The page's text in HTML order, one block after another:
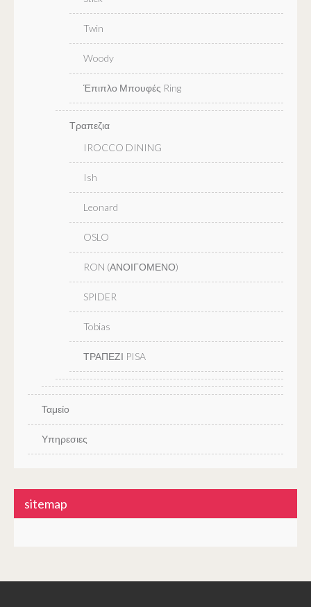
Twin
Woody
Έπιπλο Μπουφές Ring
Τραπεζια
IROCCO DINING
Ish
Leonard
OSLO
RON (ΑΝΟΙΓΟΜΕΝΟ)
SPIDER
Tobias
ΤΡΑΠΕΖΙ PISA
Ταμείο
Υπηρεσιες
sitemap